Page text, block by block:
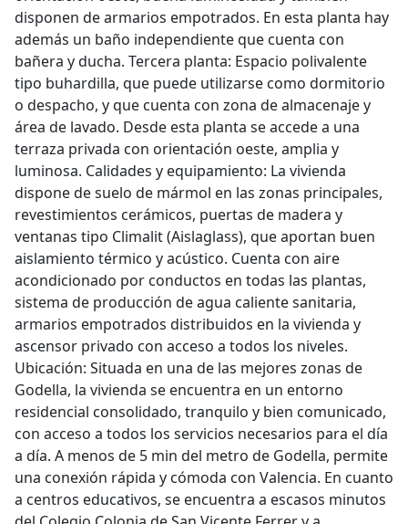
disponen de armarios empotrados. En esta planta hay
además un baño independiente que cuenta con
bañera y ducha. Tercera planta: Espacio polivalente
tipo buhardilla, que puede utilizarse como dormitorio
o despacho, y que cuenta con zona de almacenaje y
área de lavado. Desde esta planta se accede a una
terraza privada con orientación oeste, amplia y
luminosa. Calidades y equipamiento: La vivienda
dispone de suelo de mármol en las zonas principales,
revestimientos cerámicos, puertas de madera y
ventanas tipo Climalit (Aislaglass), que aportan buen
aislamiento térmico y acústico. Cuenta con aire
acondicionado por conductos en todas las plantas,
sistema de producción de agua caliente sanitaria,
armarios empotrados distribuidos en la vivienda y
ascensor privado con acceso a todos los niveles.
Ubicación: Situada en una de las mejores zonas de
Godella, la vivienda se encuentra en un entorno
residencial consolidado, tranquilo y bien comunicado,
con acceso a todos los servicios necesarios para el día
a día. A menos de 5 min del metro de Godella, permite
una conexión rápida y cómoda con Valencia. En cuanto
a centros educativos, se encuentra a escasos minutos